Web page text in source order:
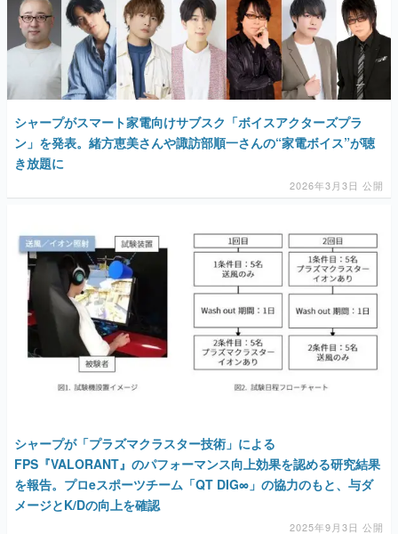
カテゴリ
特集記事
マンガ
女性向け
アプリレビュー
電ファミニコゲーマーとは？
運営：株式会社マレ
シャープがスマート家電向けサブスク「ボイスアクターズプラ
ン」を発表。緒方恵美さんや諏訪部順一さんの“家電ボイス”が聴
き放題に
2026年3月3日 公開
シャープが「プラズマクラスター技術」による
FPS『VALORANT』のパフォーマンス向上効果を認める研究結果
を報告。プロeスポーツチーム「QT DIG∞」の協力のもと、与ダ
メージとK/Dの向上を確認
2025年9月3日 公開